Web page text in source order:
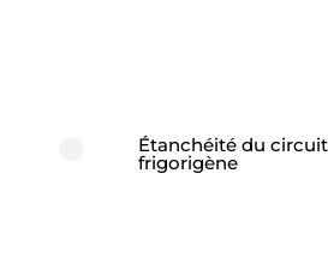
Étanchéité du
frigorigène